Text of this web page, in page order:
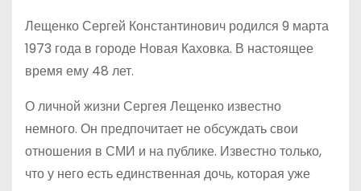
Лещенко Сергей Константинович родился 9 марта
1973 года в городе Новая Каховка. В настоящее
время ему 48 лет.
О личной жизни Сергея Лещенко известно
немного. Он предпочитает не обсуждать свои
отношения в СМИ и на публике. Известно только,
что у него есть единственная дочь, которая уже